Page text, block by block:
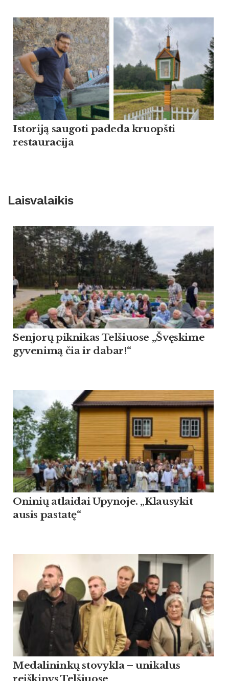
Istoriją saugoti padeda kruopšti
restauracija
Laisvalaikis
Sen­jorų pik­ni­kas Tel­šiuo­se „Švęski­me
gy­ve­nimą čia ir da­bar!“
Oninių atlaidai Upynoje. „Klausykit
ausis pastatę“
Medalininkų stovykla – unikalus